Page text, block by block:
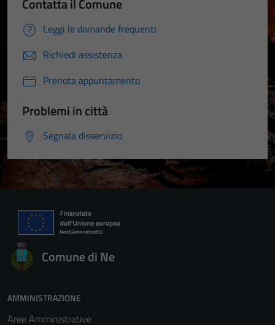
Contatta il Comune
Leggi le domande frequenti
Richiedi assistenza
Prenota appuntamento
Problemi in città
Segnala disservizio
Comune di Ne
AMMINISTRAZIONE
Aree Amministrative